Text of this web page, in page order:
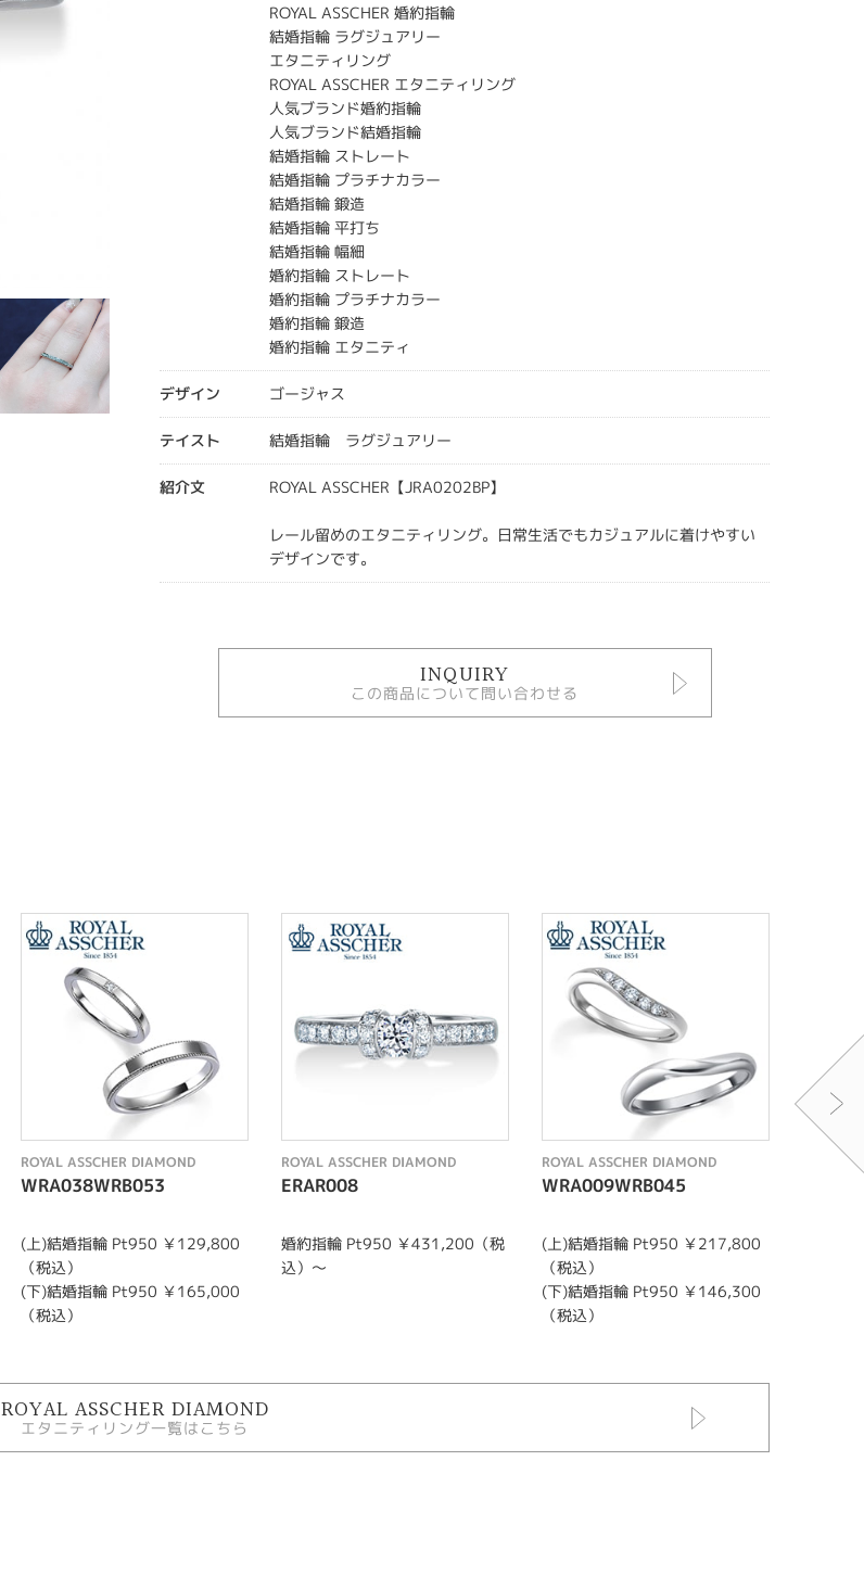
ROYAL ASSCHER 婚約指輪
結婚指輪 ラグジュアリー
エタニティリング
ROYAL ASSCHER エタニティリング
人気ブランド婚約指輪
人気ブランド結婚指輪
結婚指輪 ストレート
結婚指輪 プラチナカラー
結婚指輪 鍛造
結婚指輪 平打ち
結婚指輪 幅細
婚約指輪 ストレート
婚約指輪 プラチナカラー
婚約指輪 鍛造
婚約指輪 エタニティ
デザイン ゴージャス
テイスト 結婚指輪 ラグジュアリー
紹介文 ROYAL ASSCHER【JRA0202BP】
レール留めのエタニティリング。日常生活でもカジュアルに着けやすい
デザインです。
INQUIRY
この商品について問い合わせる
ROYAL ASSCHER DIAMOND
WRA038WRB053
(上)結婚指輪 Pt950 ￥129,800
（税込）
(下)結婚指輪 Pt950 ￥165,000
（税込）
ROYAL ASSCHER DIAMOND
ERAR008
婚約指輪 Pt950 ￥431,200（税
込）～
ROYAL ASSCHER DIAMOND
WRA009WRB045
(上)結婚指輪 Pt950 ￥217,800
（税込）
(下)結婚指輪 Pt950 ￥146,300
（税込）
ROYAL
ROYAL ASSCHER DIAMOND
エタニティリング一覧はこちら